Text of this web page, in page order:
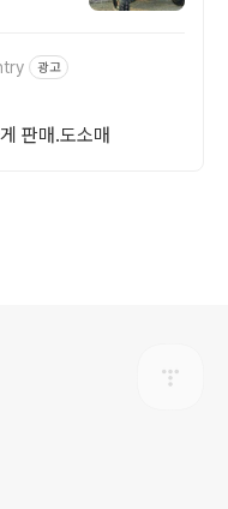
광고
판매.도소매